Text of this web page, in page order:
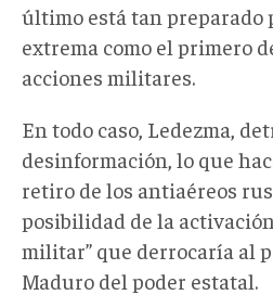
último está tan preparado
extrema como el primero
acciones militares.
En todo caso, Ledezma,
desinformación, lo que
retiro de los antiaéreos
posibilidad de la
militar” que derrocaría al
Maduro del poder estatal.